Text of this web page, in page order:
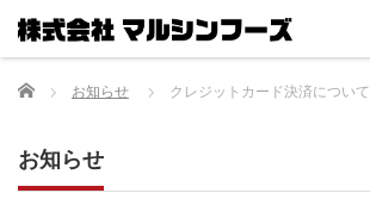
Home お知らせ クレジットカード決済について
お知らせ